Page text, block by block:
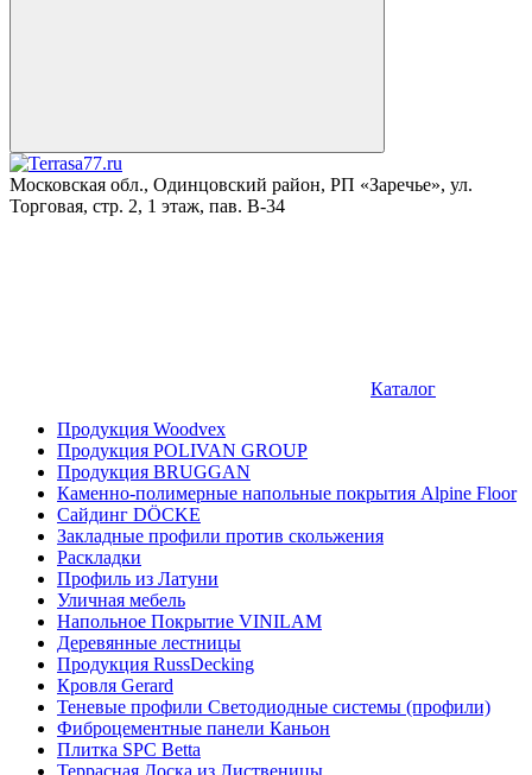
Московская обл., Одинцовский район, РП «Заречье», ул.
Торговая, стр. 2, 1 этаж, пав. B-34
Каталог
Продукция Woodvex
Продукция POLIVAN GROUP
Продукция BRUGGAN
Каменно-полимерные напольные покрытия Alpine Floor
Сайдинг DÖCKE
Закладные профили против скольжения
Раскладки
Профиль из Латуни
Уличная мебель
Напольное Покрытие VINILAM
Деревянные лестницы
Продукция RussDecking
Кровля Gerard
Теневые профили Светодиодные системы (профили)
Фиброцементные панели Каньон
Плитка SPC Betta
Террасная Доска из Лиственицы